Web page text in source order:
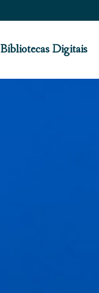
Bibliotecas Digitais